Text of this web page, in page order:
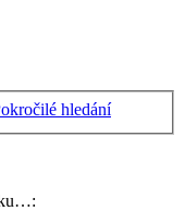
hledání